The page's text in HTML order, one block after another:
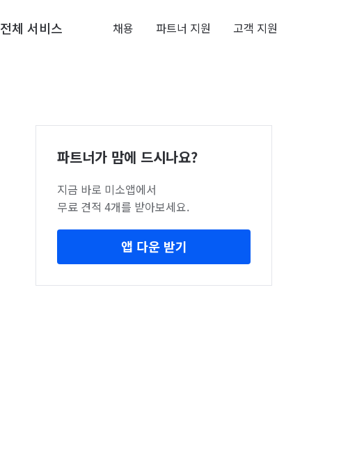
전체 서비스 채용 파트너 지원 고객 지원
파트너가 맘에 드시나요?
지금 바로 미소앱에서
무료 견적 4개를 받아보세요.
앱 다운 받기